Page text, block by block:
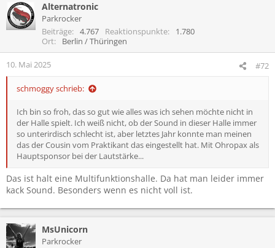
k
t
i
n
e
Alternatronic
Parkrocker
Beiträge
4.767 Reaktionspunkte
1.780
Ort
Berlin / Thüringen
10. Mai 2025 #72
schmoggy schrieb:
Ich bin so froh, das so gut wie alles was ich sehen möchte nicht in
der Halle spielt. Ich weiß nicht, ob der Sound in dieser Halle immer
so unterirdisch schlecht ist, aber letztes Jahr konnte man meinen
das der Cousin vom Praktikant das eingestellt hat. Mit Ohropax als
Hauptsponsor bei der Lautstärke...
Das ist halt eine Multifunktionshalle. Da hat man leider immer
kack Sound. Besonders wenn es nicht voll ist.
MsUnicorn
Parkrocker